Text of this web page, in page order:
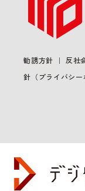
勧誘方針 反社
針（プライバシー